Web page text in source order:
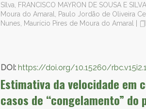
SIlva, FRANCISCO MAYRON DE SOUSA E
Moura do Amaral, Paulo Jordão de Oliveira
Nunes, Maurício Pires de Moura do Amaral
DOI: https://doi.org/10.15260/
Estimativa da velocidade
casos de “congelamento”